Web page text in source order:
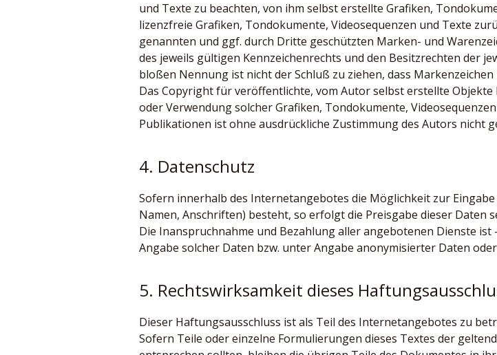
und Texte zu beachten, von ihm selbst erstellte Grafiken,
lizenzfreie Grafiken, Tondokumente, Videosequenzen und Texte
genannten und ggf. durch Dritte geschützten Marken- und
des jeweils gültigen Kennzeichenrechts und den Besitzrechten der
bloßen Nennung ist nicht der Schluß zu ziehen, dass
Das Copyright für veröffentlichte, vom Autor selbst erstellte
oder Verwendung solcher Grafiken, Tondokumente,
Publikationen ist ohne ausdrückliche Zustimmung des Autors nicht
4. Datenschutz
Sofern innerhalb des Internetangebotes die Möglichkeit zur
Namen, Anschriften) besteht, so erfolgt die Preisgabe dieser Daten
Die Inanspruchnahme und Bezahlung aller angebotenen Dienste
Angabe solcher Daten bzw. unter Angabe anonymisierter Daten
5. Rechtswirksamkeit dieses
Dieser Haftungsausschluss ist als Teil des Internetangebotes zu
Sofern Teile oder einzelne Formulierungen dieses Textes der